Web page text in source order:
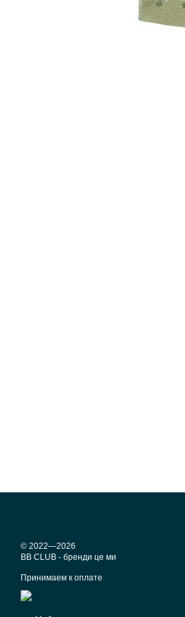
© 2022—2026
BB CLUB - бренди це ми
Принимаем к оплате